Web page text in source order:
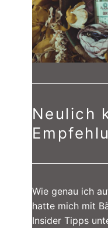
Neulich
Wie genau ich
hatte mich mit
Insider Tipps